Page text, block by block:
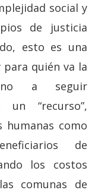
social y
de justicia
esto es una
quién va la
a seguir
“recurso”,
humanas como
de
los costos
comunas de